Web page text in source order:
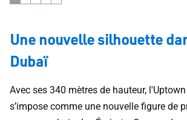
Une nouvelle silhouette
Dubaï
Avec ses 340 mètres de hauteur,
s’impose comme une nouvelle figure de